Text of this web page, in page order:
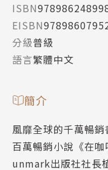
ISBN
EISBN
分級普級
語言繁體中文
簡介
風靡全球的千萬暢
百萬暢銷小說《在
unmark出版社社長